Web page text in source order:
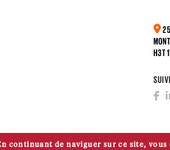
H3T
continuant de naviguer sur ce site,